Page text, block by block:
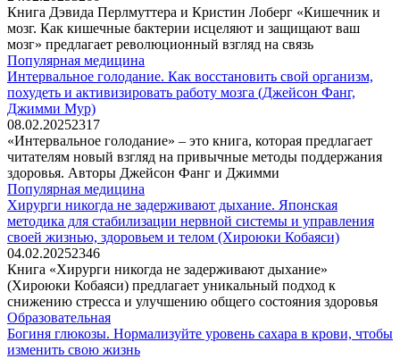
Книга Дэвида Перлмуттера и Кристин Лоберг «Кишечник и
мозг. Как кишечные бактерии исцеляют и защищают ваш
мозг» предлагает революционный взгляд на связь
Популярная медицина
Интервальное голодание. Как восстановить свой организм,
похудеть и активизировать работу мозга (Джейсон Фанг,
Джимми Мур)
08.02.20252317
«Интервальное голодание» – это книга, которая предлагает
читателям новый взгляд на привычные методы поддержания
здоровья. Авторы Джейсон Фанг и Джимми
Популярная медицина
Хирурги никогда не задерживают дыхание. Японская
методика для стабилизации нервной системы и управления
своей жизнью, здоровьем и телом (Хироюки Кобаяси)
04.02.20252346
Книга «Хирурги никогда не задерживают дыхание»
(Хироюки Кобаяси) предлагает уникальный подход к
снижению стресса и улучшению общего состояния здоровья
Образовательная
Богиня глюкозы. Нормализуйте уровень сахара в крови, чтобы
изменить свою жизнь